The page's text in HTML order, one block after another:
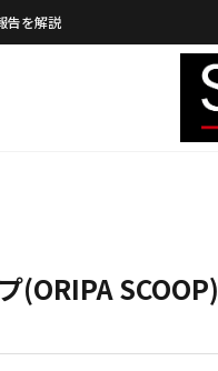
告を解説
(ORIPA SCOOP)